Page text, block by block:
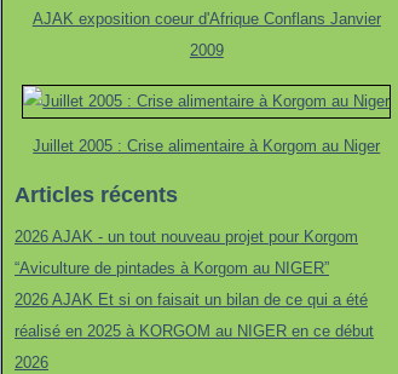
AJAK exposition coeur d'Afrique Conflans Janvier
2009
Juillet 2005 : Crise alimentaire à Korgom au Niger
Articles récents
2026 AJAK - un tout nouveau projet pour Korgom
“Aviculture de pintades à Korgom au NIGER”
2026 AJAK Et si on faisait un bilan de ce qui a été
réalisé en 2025 à KORGOM au NIGER en ce début
2026